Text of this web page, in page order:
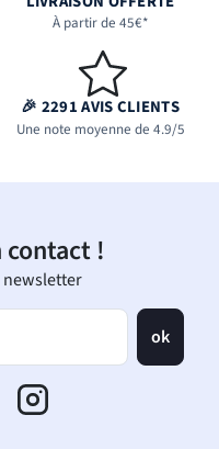
À partir de 45€*
🎉 2291 AVIS CLIENTS
Une note moyenne de 4.9/5
contact !
newsletter
ok